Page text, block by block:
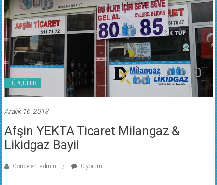
TÜPÇÜLER
Aralık 16, 2018
Afşin YEKTA Ticaret Milangaz &
Likidgaz Bayii
Gönderen: admin 0 yorum